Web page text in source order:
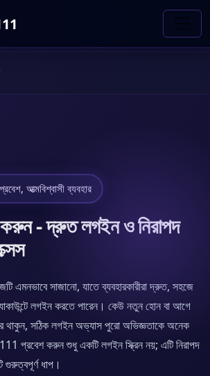
আত্মবিশ্বাসী ব্যবহার
- দ্রুত লগইন ও নিরাপদ
এমনভাবে সাজানো, যাতে ব্যবহারকারীরা দ্রুত, সহজে
লগইন করতে পারেন। কেউ নতুন হোন বা আগে
থাকুন, সঠিক লগইন অভ্যাস পুরো অভিজ্ঞতাকে অনেক
প্রবেশ করুন শুধু একটি লগইন স্ক্রিন নয়; এটি নিরাপদ
গুরুত্বপূর্ণ ধাপ।